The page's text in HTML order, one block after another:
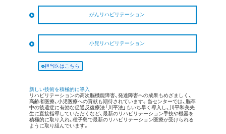
がんリハビリテーション
【リハビリテーション内容】
がんリハビリテーションについては、〈がん相談支援センター〉にご相
談ください。
小児リハビリテーション
【疾患対象】
【リハビリテーション内容】
小児リハビリテーションのご利用についてはこちら
担当医はこちら
新しい技術を積極的に導入
リハビリテーションの高次脳機能障害、発達障害への成果もめざましく、
高齢者医療、小児医療への貢献も期待されています。当センターでは、脳卒
中の後遺症に有効な促通反復療法「川平法」もいち早く導入し、川平和美先
生に直接指導していただくなど、最新のリハビリテーション手技や機器を
積極的に取り入れ、種子島で最新のリハビリテーション医療が受けられる
ように取り組んでいます。